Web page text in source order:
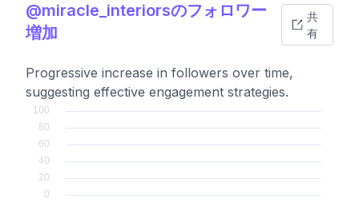
@miracle_interiorsのフォロワー
増加
共
有
Progressive increase in followers over time,
suggesting effective engagement strategies.